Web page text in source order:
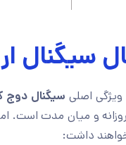
سیگنال
ویژگی اصلی سیگنال دوج
و میان مدت است. اما
داشت: